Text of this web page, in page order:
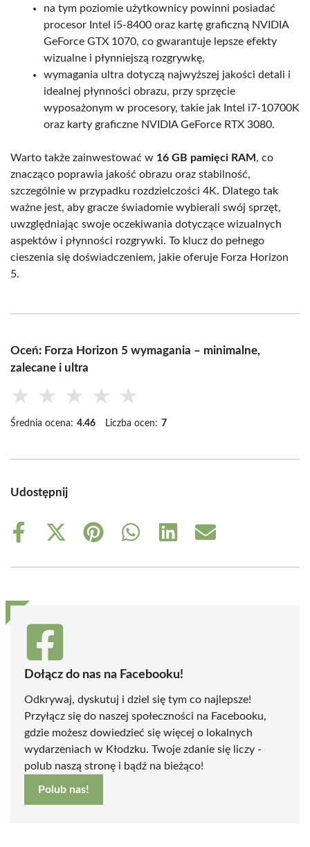
na tym poziomie użytkownicy powinni posiadać
procesor Intel i5-8400 oraz kartę graficzną NVIDIA
GeForce GTX 1070, co gwarantuje lepsze efekty
wizualne i płynniejszą rozgrywkę,
wymagania ultra dotyczą najwyższej jakości detali i
idealnej płynności obrazu, przy sprzęcie
wyposażonym w procesory, takie jak Intel i7-10700K
oraz karty graficzne NVIDIA GeForce RTX 3080.
Warto także zainwestować w 16 GB pamięci RAM , co
znacząco poprawia jakość obrazu oraz stabilność,
szczególnie w przypadku rozdzielczości 4K. Dlatego tak
ważne jest, aby gracze świadomie wybierali swój sprzęt,
uwzględniając swoje oczekiwania dotyczące wizualnych
aspektów i płynności rozgrywki. To klucz do pełnego
cieszenia się doświadczeniem, jakie oferuje Forza Horizon
5.
Oceń: Forza Horizon 5 wymagania – minimalne,
zalecane i ultra
★ ★ ★ ★ ★
Średnia ocena: 4.46 Liczba ocen: 7
Udostępnij
Share
Share
(Twitter)
Share
Share
Share
Share
Dołącz do nas na Facebooku!
Odkrywaj, dyskutuj i dziel się tym co najlepsze!
Przyłącz się do naszej społeczności na Facebooku,
gdzie możesz dowiedzieć się więcej o lokalnych
wydarzeniach w Kłodzku. Twoje zdanie się liczy -
polub naszą stronę i bądź na bieżąco!
Polub nas!